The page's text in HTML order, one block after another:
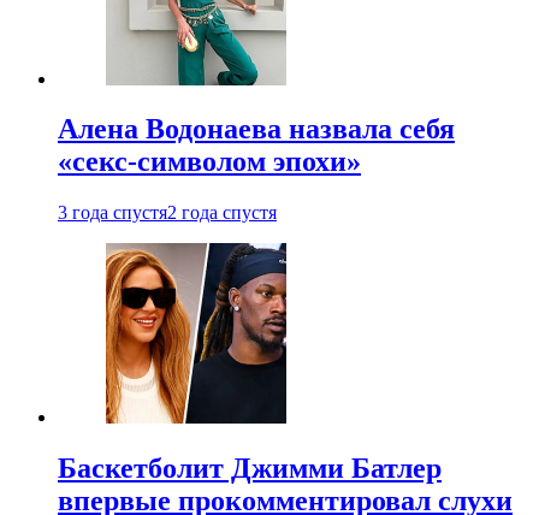
Алена Водонаева назвала себя
«секс-символом эпохи»
3 года спустя2 года спустя
Баскетболит Джимми Батлер
впервые прокомментировал слухи